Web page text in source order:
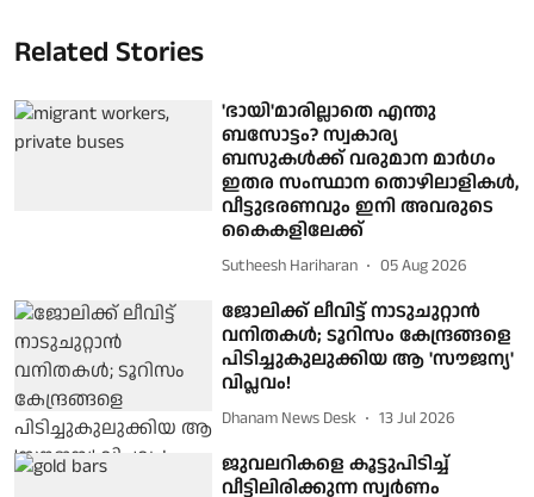
Related Stories
'ഭായി'മാരില്ലാതെ എന്തു
ബസോട്ടം? സ്വകാര്യ
ബസുകള്‍ക്ക് വരുമാന മാര്‍ഗം
ഇതര സംസ്ഥാന തൊഴിലാളികള്‍,
വീട്ടുഭരണവും ഇനി അവരുടെ
കൈകളിലേക്ക്‌
Sutheesh Hariharan 05 Aug 2026
ജോലിക്ക് ലീവിട്ട് നാടുചുറ്റാൻ
വനിതകൾ; ടൂറിസം കേന്ദ്രങ്ങളെ
പിടിച്ചുകുലുക്കിയ ആ 'സൗജന്യ'
വിപ്ലവം!
Dhanam News Desk 13 Jul 2026
ജുവലറികളെ കൂട്ടുപിടിച്ച്
വീട്ടിലിരിക്കുന്ന സ്വര്‍ണം